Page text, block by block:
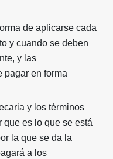
de aplicarse cada
y cuando se deben
y las
pagar en forma
y los términos
que es lo que se está
la que se da la
a los